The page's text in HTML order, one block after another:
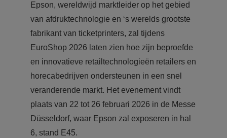
Epson, wereldwijd marktleider op het gebied
van afdruktechnologie en ‘s werelds grootste
fabrikant van ticketprinters, zal tijdens
EuroShop 2026 laten zien hoe zijn beproefde
en innovatieve retailtechnologieën retailers en
horecabedrijven ondersteunen in een snel
veranderende markt. Het evenement vindt
plaats van 22 tot 26 februari 2026 in de Messe
Düsseldorf, waar Epson zal exposeren in hal
6, stand E45.